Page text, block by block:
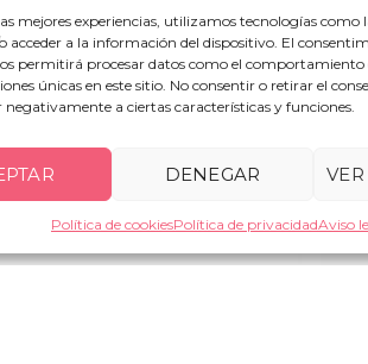
mejores experiencias, utilizamos tecnologías como
acceder a la información del dispositivo. El
permitirá procesar datos como el comportamiento
únicas en este sitio. No consentir o retirar el
negativamente a ciertas características y funciones.
DENEGAR
Política de cookiesPolítica de privacidadAviso
del servicio
·Cookies